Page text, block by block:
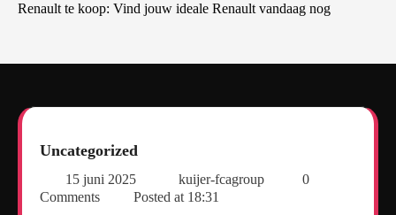
Renault te koop: Vind jouw ideale Renault vandaag nog
Uncategorized
15 juni 2025 kuijer-fcagroup
0
Comments
Posted at 18:31